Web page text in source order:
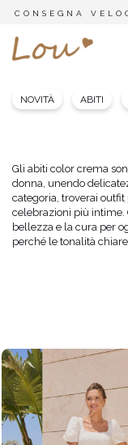
CONSEGNA
NOVITÀ ABITI
Gli abiti color crema
donna, unendo
categoria, troverai
celebrazioni più intime.
bellezza e la cura per
perché le tonalità